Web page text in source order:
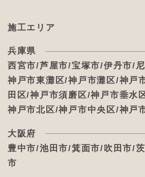
施工エリア
兵庫県
西宮市/芦屋市/宝塚市/伊丹市/
神戸市東灘区/神戸市灘区/神戸
田区/神戸市須磨区/神戸市垂水
神戸市北区/神戸市中央区/神戸
大阪府
豊中市/池田市/箕面市/吹田市/
市